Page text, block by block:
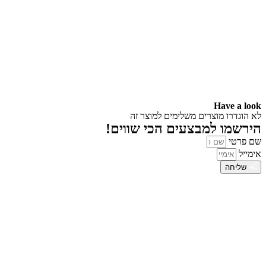
Have a look
לא הוגדרו מוצרים משלימים למוצר זה
הירשמו למבצעים הכי שווים!
שם פרטי
אימייל
שליחה